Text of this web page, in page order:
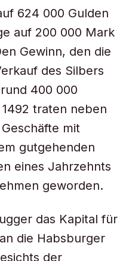
624 000 Gulden
auf 200 000 Mark
Gewinn, den die
des Silbers
400 000
traten neben
mit
gutgehenden
eines Jahrzehnts
geworden.
das Kapital für
die Habsburger
der